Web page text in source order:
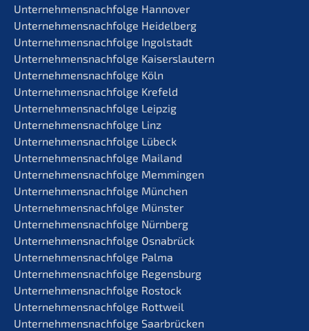
Unternehmens­nachfolge Hannover
Unternehmens­nachfolge Heidelberg
Unternehmens­nachfolge Ingolstadt
Unternehmens­nachfolge Kaiserslautern
Unternehmens­nachfolge Köln
Unternehmens­nachfolge Krefeld
Unternehmens­nachfolge Leipzig
Unternehmens­nachfolge Linz
Unternehmens­nachfolge Lübeck
Unternehmens­nachfolge Mailand
Unternehmens­nachfolge Memmingen
Unternehmens­nachfolge München
Unternehmens­nachfolge Münster
Unternehmens­nachfolge Nürnberg
Unternehmens­nachfolge Osnabrück
Unternehmens­nachfolge Palma
Unternehmens­nachfolge Regensburg
Unternehmens­nachfolge Rostock
Unternehmens­nachfolge Rottweil
Unternehmens­nachfolge Saarbrücken